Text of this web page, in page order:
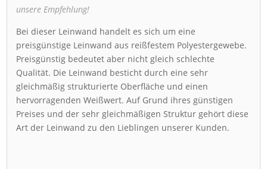
unsere Empfehlung!
Bei dieser Leinwand handelt es sich um eine
preisgünstige Leinwand aus reißfestem Polyestergewebe.
Preisgünstig bedeutet aber nicht gleich schlechte
Qualität. Die Leinwand besticht durch eine sehr
gleichmäßig strukturierte Oberfläche und einen
hervorragenden Weißwert. Auf Grund ihres günstigen
Preises und der sehr gleichmäßigen Struktur gehört diese
Art der Leinwand zu den Lieblingen unserer Kunden.